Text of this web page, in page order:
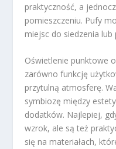
praktyczność, a
pomieszczeniu. Pufy
miejsc do siedzenia
Oświetlenie punktowe
zarówno funkcję
przytulną atmosferę.
symbiozę między
dodatków. Najlepiej,
wzrok, ale są też
się na materiałach,